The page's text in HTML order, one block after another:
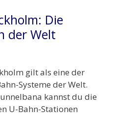
Die
der Welt
gilt als eine der
Systeme der Welt.
kannst du die
U-Bahn-Stationen